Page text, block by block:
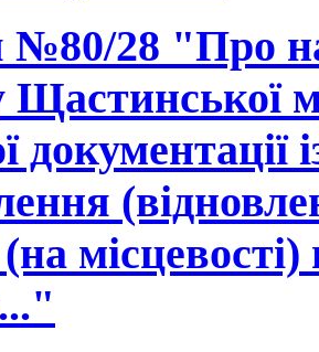
№80/28 "Про
Щастинської